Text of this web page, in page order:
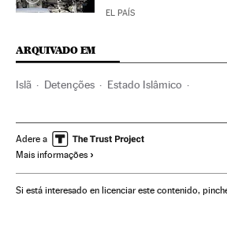
EL PAÍS
ARQUIVADO EM
Islã Detenções Estado Islâmico
Grupos terroristas Processo judicial
Justiça
Atentado Nice 2016 Terroristas
Adere a
Mais informações
Si está interesado en licenciar este contenido,